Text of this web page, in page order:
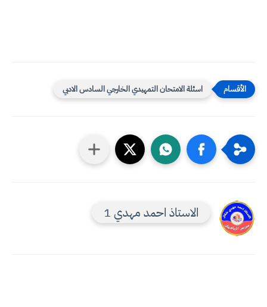
اسئلة الامتحان التمهيدي الخارجي السادس الادبي
الاستاذ احمد مهدي 1